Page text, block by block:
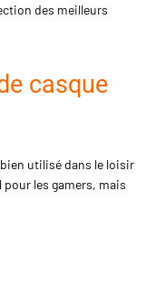
des meilleurs
casque
utilisé dans le loisir
les gamers, mais